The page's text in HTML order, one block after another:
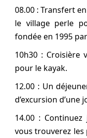
08.00 : Transfert
le village perle
fondée en 1995
10h30 : Croisière
pour le kayak.
12.00 : Un
d’excursion d’une
14.00 : Continuez
vous trouverez les